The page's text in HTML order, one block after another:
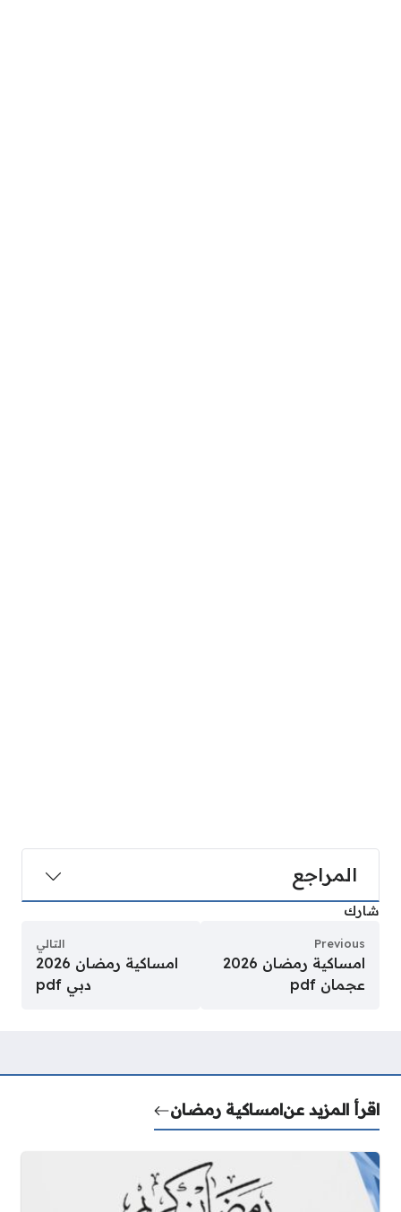
المراجع
شارك
Previous
امساكية رمضان 2026
عجمان pdf
التالي
امساكية رمضان 2026
دبي pdf
اقرأ المزيد عنامساكية رمضان